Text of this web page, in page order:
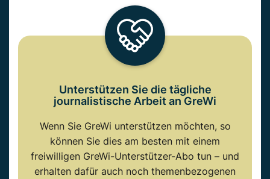
Unterstützen Sie die tägliche
journalistische Arbeit an GreWi
Wenn Sie GreWi unterstützen möchten, so
können Sie dies am besten mit einem
freiwilligen GreWi-Unterstützer-Abo tun – und
erhalten dafür auch noch themenbezogenen